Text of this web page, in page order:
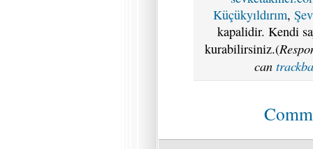
Küçükyıldırım,
kapalidir. Kendi
kurabilirsiniz.(
can